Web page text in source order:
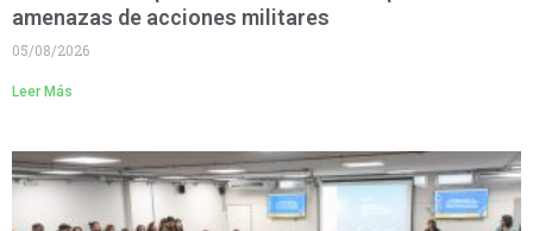
amenazas de acciones militares
05/08/2026
Leer Más